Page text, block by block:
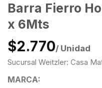
Barra Fierro
x 6Mts
$2.770/ Unidad
Sucursal Weitzler: Casa
MARCA: